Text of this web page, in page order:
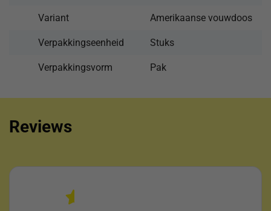
Variant Amerikaanse vouwdoos
Verpakkingseenheid Stuks
Verpakkingsvorm Pak
Reviews